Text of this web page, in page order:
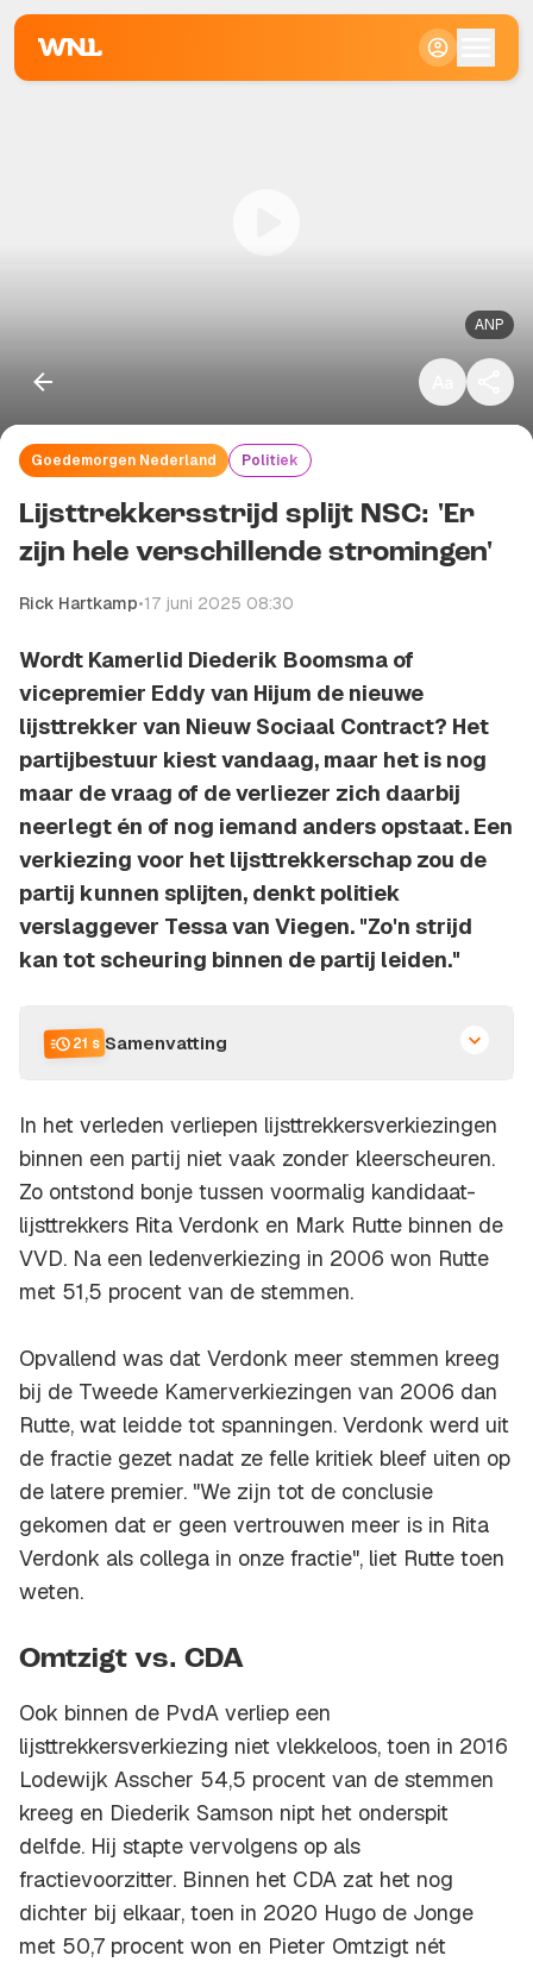
ANP
Goedemorgen Nederland Politiek
Lijsttrekkersstrijd splijt NSC: 'Er
zijn hele verschillende stromingen'
Rick Hartkamp•17 juni 2025 08:30
Wordt Kamerlid Diederik Boomsma of
vicepremier Eddy van Hijum de nieuwe
lijsttrekker van Nieuw Sociaal Contract? Het
partijbestuur kiest vandaag, maar het is nog
maar de vraag of de verliezer zich daarbij
neerlegt én of nog iemand anders opstaat. Een
verkiezing voor het lijsttrekkerschap zou de
partij kunnen splijten, denkt politiek
verslaggever Tessa van Viegen. "Zo'n strijd
kan tot scheuring binnen de partij leiden."
21 s Samenvatting
In het verleden verliepen lijsttrekkersverkiezingen
binnen een partij niet vaak zonder kleerscheuren.
Zo ontstond bonje tussen voormalig kandidaat-
lijsttrekkers Rita Verdonk en Mark Rutte binnen de
VVD. Na een ledenverkiezing in 2006 won Rutte
met 51,5 procent van de stemmen.
Opvallend was dat Verdonk meer stemmen kreeg
bij de Tweede Kamerverkiezingen van 2006 dan
Rutte, wat leidde tot spanningen. Verdonk werd uit
de fractie gezet nadat ze felle kritiek bleef uiten op
de latere premier. "We zijn tot de conclusie
gekomen dat er geen vertrouwen meer is in Rita
Verdonk als collega in onze fractie", liet Rutte toen
weten.
Omtzigt vs. CDA
Ook binnen de PvdA verliep een
lijsttrekkersverkiezing niet vlekkeloos, toen in 2016
Lodewijk Asscher 54,5 procent van de stemmen
kreeg en Diederik Samson nipt het onderspit
delfde. Hij stapte vervolgens op als
fractievoorzitter. Binnen het CDA zat het nog
dichter bij elkaar, toen in 2020 Hugo de Jonge
met 50,7 procent won en Pieter Omtzigt nét